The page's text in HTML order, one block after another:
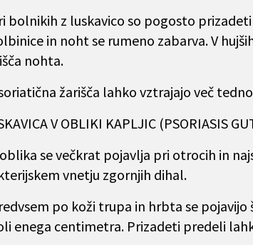
bolnikih z luskavico so pogosto
in noht se rumeno zabarva. V
nohta.
žarišča lahko vztrajajo več
V OBLIKI KAPLJIC (PSORIASIS
se večkrat pojavlja pri otrocih in
vnetju zgornjih dihal.
po koži trupa in hrbta se
enega centimetra. Prizadeti predeli